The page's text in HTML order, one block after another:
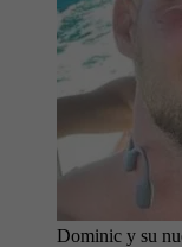
Dominic y su